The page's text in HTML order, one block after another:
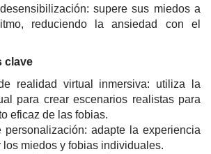
supere sus miedos a
reduciendo la ansiedad con el
clave
realidad virtual inmersiva: utiliza la
para crear escenarios realistas para
eficaz de las fobias.
personalización: adapte la experiencia
los miedos y fobias individuales.